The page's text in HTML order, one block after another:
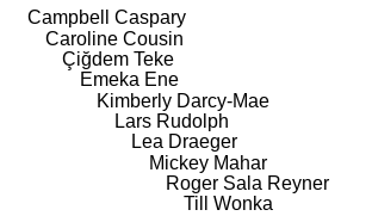
Campbell Caspary
Caroline Cousin
Çiğdem Teke
Emeka Ene
Kimberly Darcy-Mae
Lars Rudolph
Lea Draeger
Mickey Mahar
Roger Sala Reyner
Till Wonka